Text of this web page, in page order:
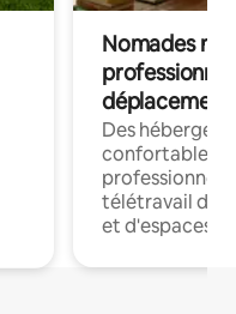
Nomades
déplacement
Des
confortables
professionnels
télétravail
et d'espaces